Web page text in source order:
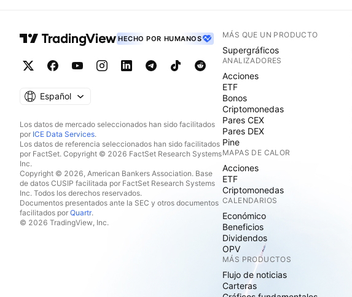
HECHO POR HUMANOS
Español
Los datos de mercado seleccionados han sido facilitados
por ICE Data Services.
Los datos de referencia seleccionados han sido facilitados
por FactSet. Copyright © 2026 FactSet Research Systems
Inc.
Copyright © 2026, American Bankers Association. Base
de datos CUSIP facilitada por FactSet Research Systems
Inc. Todos los derechos reservados.
Documentos presentados ante la SEC y otros documentos
facilitados por Quartr.
© 2026 TradingView, Inc.
MÁS QUE UN PRODUCTO
Supergráficos
ANALIZADORES
Acciones
ETF
Bonos
Criptomonedas
Pares CEX
Pares DEX
Pine
MAPAS DE CALOR
Acciones
ETF
Criptomonedas
CALENDARIOS
Económico
Beneficios
Dividendos
OPV
MÁS PRODUCTOS
Flujo de noticias
Carteras